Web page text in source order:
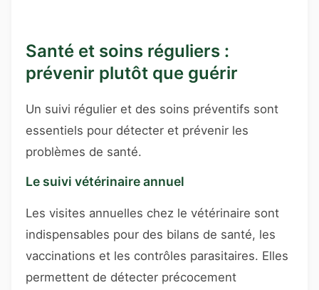
Santé et soins réguliers :
prévenir plutôt que guérir
Un suivi régulier et des soins préventifs sont
essentiels pour détecter et prévenir les
problèmes de santé.
Le suivi vétérinaire annuel
Les visites annuelles chez le vétérinaire sont
indispensables pour des bilans de santé, les
vaccinations et les contrôles parasitaires. Elles
permettent de détecter précocement